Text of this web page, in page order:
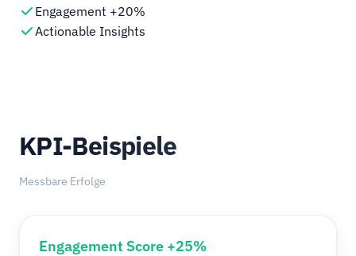
Engagement +20%
Actionable Insights
KPI-Beispiele
Messbare Erfolge
Engagement Score +25%